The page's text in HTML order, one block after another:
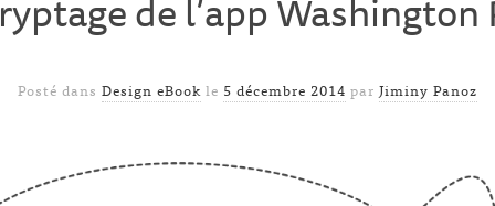
Posté dans Design eBookle 5 décembre 2014 par Jiminy Panoz